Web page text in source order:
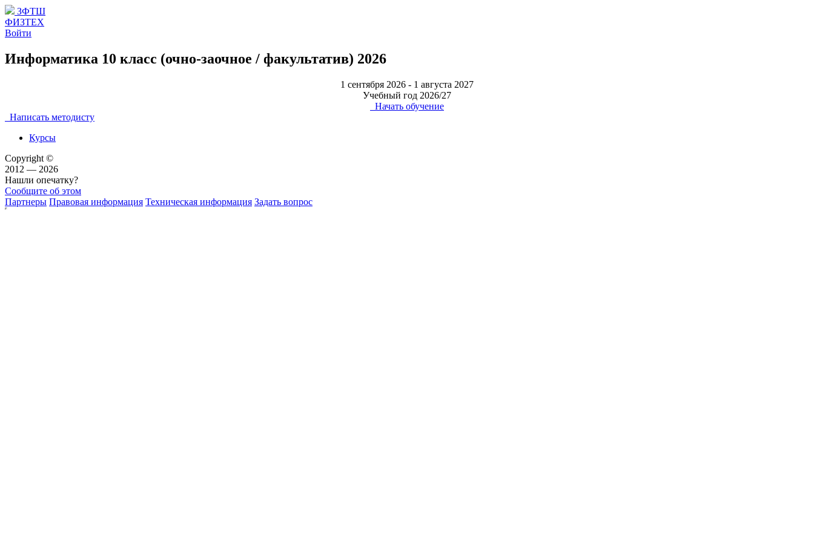
ЗФТШ
ФИЗТЕХ
Войти
Информатика 10 класс (очно-заочное / факультатив) 2026
1 сентября 2026 - 1 августа 2027
Учебный год 2026/27
Начать обучение
Написать методисту
Курсы
Copyright ©
2012 — 2026
Нашли опечатку?
Сообщите об этом
Партнеры Правовая информация Техническая информация Задать вопрос